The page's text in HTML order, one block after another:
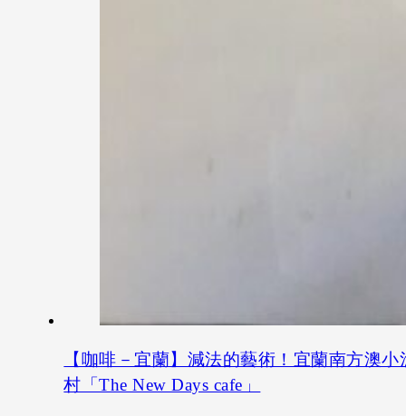
【咖啡－宜蘭】減法的藝術！宜蘭南方澳小
村「The New Days cafe」